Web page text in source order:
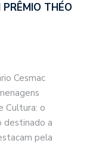
THÉO
Cesmac
Cultura: o
destinado a
pela